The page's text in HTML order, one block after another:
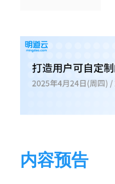
内容预告